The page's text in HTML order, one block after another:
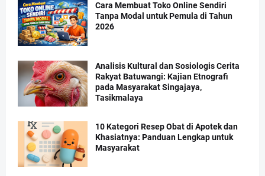
Cara Membuat Toko Online Sendiri
Tanpa Modal untuk Pemula di Tahun
2026
Analisis Kultural dan Sosiologis Cerita
Rakyat Batuwangi: Kajian Etnografi
pada Masyarakat Singajaya,
Tasikmalaya
10 Kategori Resep Obat di Apotek dan
Khasiatnya: Panduan Lengkap untuk
Masyarakat